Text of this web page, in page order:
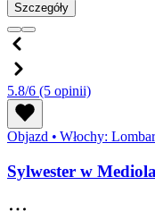
Szczegóły
5.8/6 (5 opinii)
Objazd • Włochy:
Sylwester w